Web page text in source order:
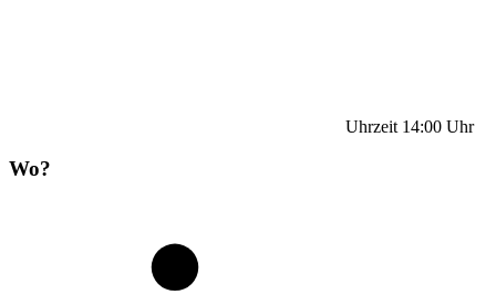
Uhrzeit 14:00 Uhr
Wo?